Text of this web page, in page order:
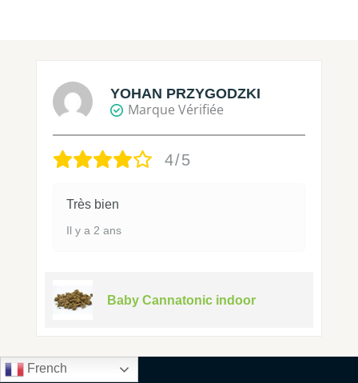
YOHAN PRZYGODZKI
Marque Vérifiée
4/5
Très bien
Il y a 2 ans
Baby Cannatonic indoor
French